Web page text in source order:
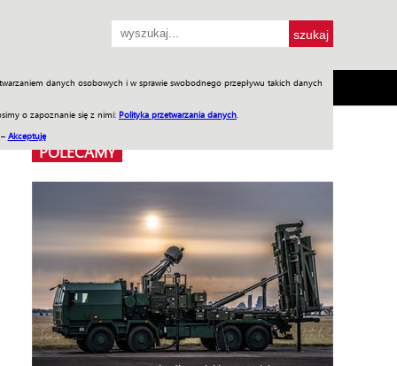
danych osobowych i w sprawie swobodnego przepływu takich danych
o zapoznanie się z nimi: Polityka przetwarzania danych
Akceptuję
SKLEP Jednodniówki Praca w WIW
POLECAMY